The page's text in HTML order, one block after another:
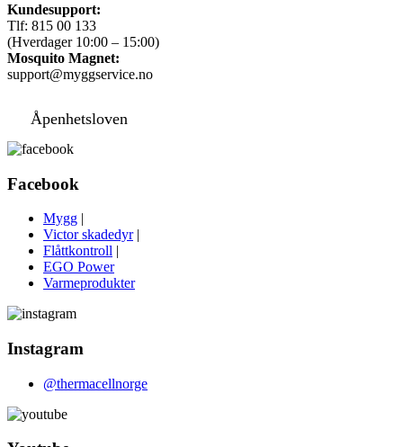
Kundesupport:
Tlf: 815 00 133
(Hverdager 10:00 – 15:00)
Mosquito Magnet:
support@myggservice.no
Åpenhetsloven
Facebook
Mygg |
Victor skadedyr |
Flåttkontroll |
EGO Power
Varmeprodukter
Instagram
@thermacellnorge